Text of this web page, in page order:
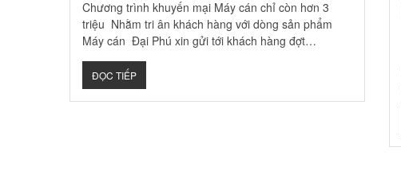
Chương trình khuyến mại Máy cán chỉ còn hơn 3
triệu Nhằm tri ân khách hàng với dòng sản phẩm
Máy cán Đại Phú xin gửi tới khách hàng đợt…
ĐỌC TIẾP